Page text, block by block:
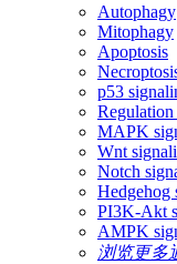
Autophagy
Mitophagy
Apoptosis
p53
MAPK
Wnt
Notch
Hedgehog
PI3K-Akt
AMPK
浏览更多